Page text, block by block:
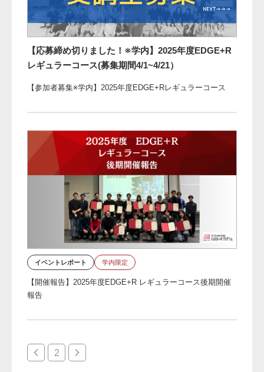
【応募締め切りました！※学内】2025年度EDGE+R
レギュラーコース(募集期間4/1~4/21）
【参加者募集※学内】2025年度EDGE+Rレギュラーコース
イベントレポート 学内限定
【開催報告】2025年度EDGE+R レギュラーコース後期開催
報告
2